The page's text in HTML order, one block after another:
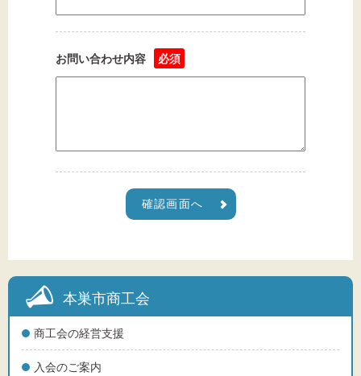
本巣市商工会
商工会の経営支援
入会のご案内
お問い合わせ内容 必須